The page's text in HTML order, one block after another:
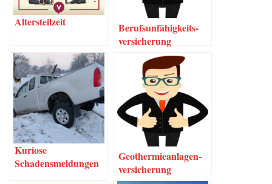
Alters­teil­zeit
Berufs­un­fä­hig­keits­
ver­si­che­rung
Kurio­se
Schadensmeldungen
Geo­ther­mie­an­la­gen­
ver­si­che­rung